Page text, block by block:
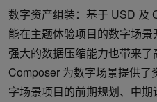
数字资产组装：基于 USD 及
能在主题体验项目的数字场景
强大的数据压缩能力也带来
Composer 为数字场景提供
字场景项目的前期规划、中